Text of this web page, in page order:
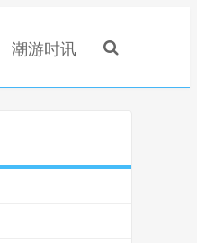
潮游时讯